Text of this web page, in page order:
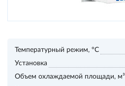
Температурный режим, °С
Установка
Объем охлаждаемой площади, м³